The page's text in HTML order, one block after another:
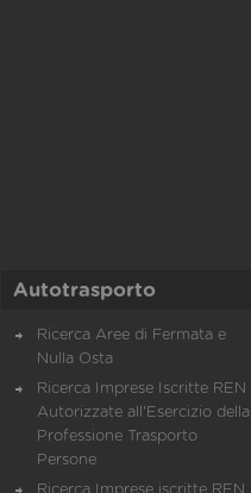
Autotrasporto
Ricerca Aree di Fermata e
Nulla Osta
Ricerca Imprese Iscritte REN
Autorizzate all'Esercizio della
Professione Trasporto
Persone
Ricerca Imprese iscritte REN